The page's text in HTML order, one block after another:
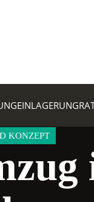
EINLAGERUNG
KONZEPT